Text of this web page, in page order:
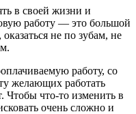
в своей жизни и
работу — это большой
не по зубам, не
работу, со
желающих работать
Чтобы что-то изменить в
очень сложно и